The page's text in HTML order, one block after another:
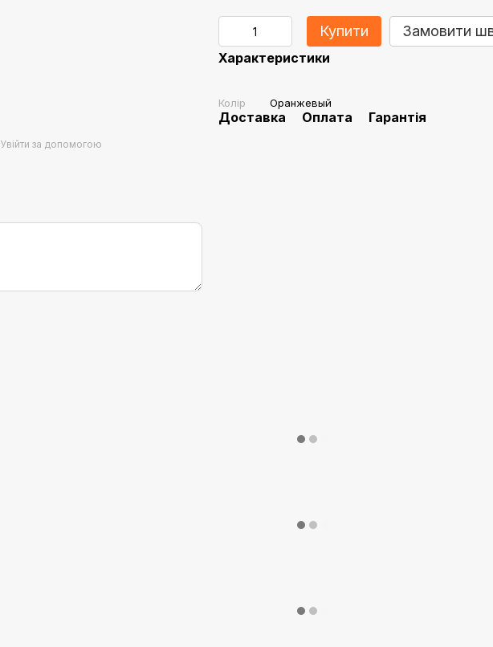
Увійти за допомогою
Купити Замовити
Характеристики
Колір Оранжевый
Доставка Оплата Гарантія